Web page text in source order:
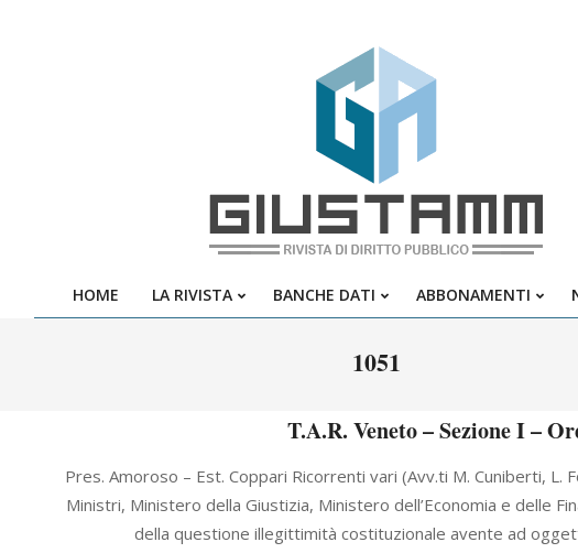
Giustamm
Primary
Menu
HOME LA RIVISTA BANCHE DATI ABBONAMENTI
1051
T.A.R. Veneto – Sezione I –
07-
28
Pres. Amoroso – Est. Coppari Ricorrenti vari (Avv.ti M. Cuniberti, L.
Ministri, Ministero della Giustizia, Ministero dell’Economia e delle
della questione illegittimità costituzionale avente ad